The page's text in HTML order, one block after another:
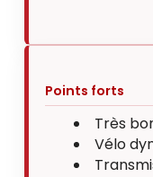
Points forts
Très
Vélo